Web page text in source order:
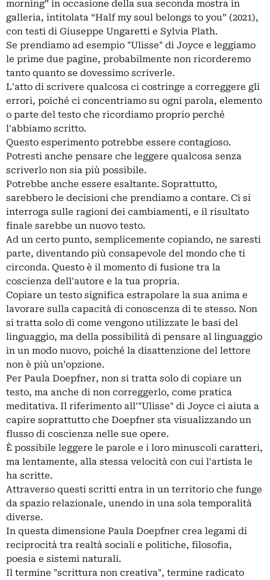
morning” in occasione della sua seconda mostra in
galleria, intitolata “Half my soul belongs to you” (2021),
con testi di Giuseppe Ungaretti e Sylvia Plath.
Se prendiamo ad esempio "Ulisse" di Joyce e leggiamo
le prime due pagine, probabilmente non ricorderemo
tanto quanto se dovessimo scriverle.
L'atto di scrivere qualcosa ci costringe a correggere gli
errori, poiché ci concentriamo su ogni parola, elemento
o parte del testo che ricordiamo proprio perché
l'abbiamo scritto.
Questo esperimento potrebbe essere contagioso.
Potresti anche pensare che leggere qualcosa senza
scriverlo non sia più possibile.
Potrebbe anche essere esaltante. Soprattutto,
sarebbero le decisioni che prendiamo a contare. Ci si
interroga sulle ragioni dei cambiamenti, e il risultato
finale sarebbe un nuovo testo.
Ad un certo punto, semplicemente copiando, ne saresti
parte, diventando più consapevole del mondo che ti
circonda. Questo è il momento di fusione tra la
coscienza dell'autore e la tua propria.
Copiare un testo significa estrapolare la sua anima e
lavorare sulla capacità di conoscenza di te stesso. Non
si tratta solo di come vengono utilizzate le basi del
linguaggio, ma della possibilità di pensare al linguaggio
in un modo nuovo, poiché la disattenzione del lettore
non è più un’opzione.
Per Paula Doepfner, non si tratta solo di copiare un
testo, ma anche di non correggerlo, come pratica
meditativa. Il riferimento all'"Ulisse" di Joyce ci aiuta a
capire soprattutto che Doepfner sta visualizzando un
flusso di coscienza nelle sue opere.
È possibile leggere le parole e i loro minuscoli caratteri,
ma lentamente, alla stessa velocità con cui l'artista le
ha scritte.
Attraverso questi scritti entra in un territorio che funge
da spazio relazionale, unendo in una sola temporalità
diverse.
In questa dimensione Paula Doepfner crea legami di
reciprocità tra realtà sociali e politiche, filosofia,
poesia e sistemi naturali.
Il termine "scrittura non creativa", termine radicato